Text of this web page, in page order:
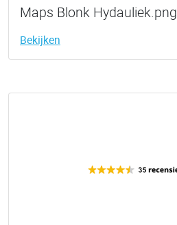
Maps Blonk Hydauliek.png
Bekijken